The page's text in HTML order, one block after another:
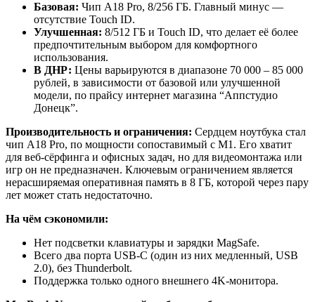
Базовая: Чип A18 Pro, 8/256 ГБ. Главный минус —
отсутствие Touch ID.
Улучшенная: 8/512 ГБ и Touch ID, что делает её более
предпочтительным выбором для комфортного
использования.
В ДНР: Цены варьируются в диапазоне 70 000 – 85 000
рублей, в зависимости от базовой или улучшенной
модели, по прайсу интернет магазина “Аппстудио
Донецк”.
Производительность и ограничения: Сердцем ноутбука стал
чип A18 Pro, по мощности сопоставимый с M1. Его хватит
для веб-сёрфинга и офисных задач, но для видеомонтажа или
игр он не предназначен. Ключевым ограничением является
нерасширяемая оперативная память в 8 ГБ, которой через пару
лет может стать недостаточно.
На чём сэкономили:
Нет подсветки клавиатуры и зарядки MagSafe.
Всего два порта USB-C (один из них медленный, USB
2.0), без Thunderbolt.
Поддержка только одного внешнего 4K-монитора.